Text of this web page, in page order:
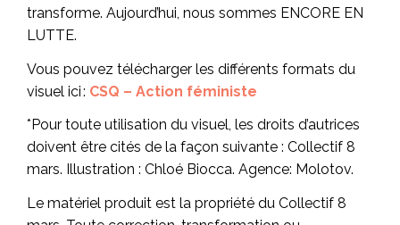
transforme. Aujourd’hui, nous sommes ENCORE EN
LUTTE.
Vous pouvez télécharger les différents formats du
visuel ici : CSQ – Action féministe
*Pour toute utilisation du visuel, les droits d’autrices
doivent être cités de la façon suivante : Collectif 8
mars. Illustration : Chloé Biocca. Agence: Molotov.
Le matériel produit est la propriété du Collectif 8